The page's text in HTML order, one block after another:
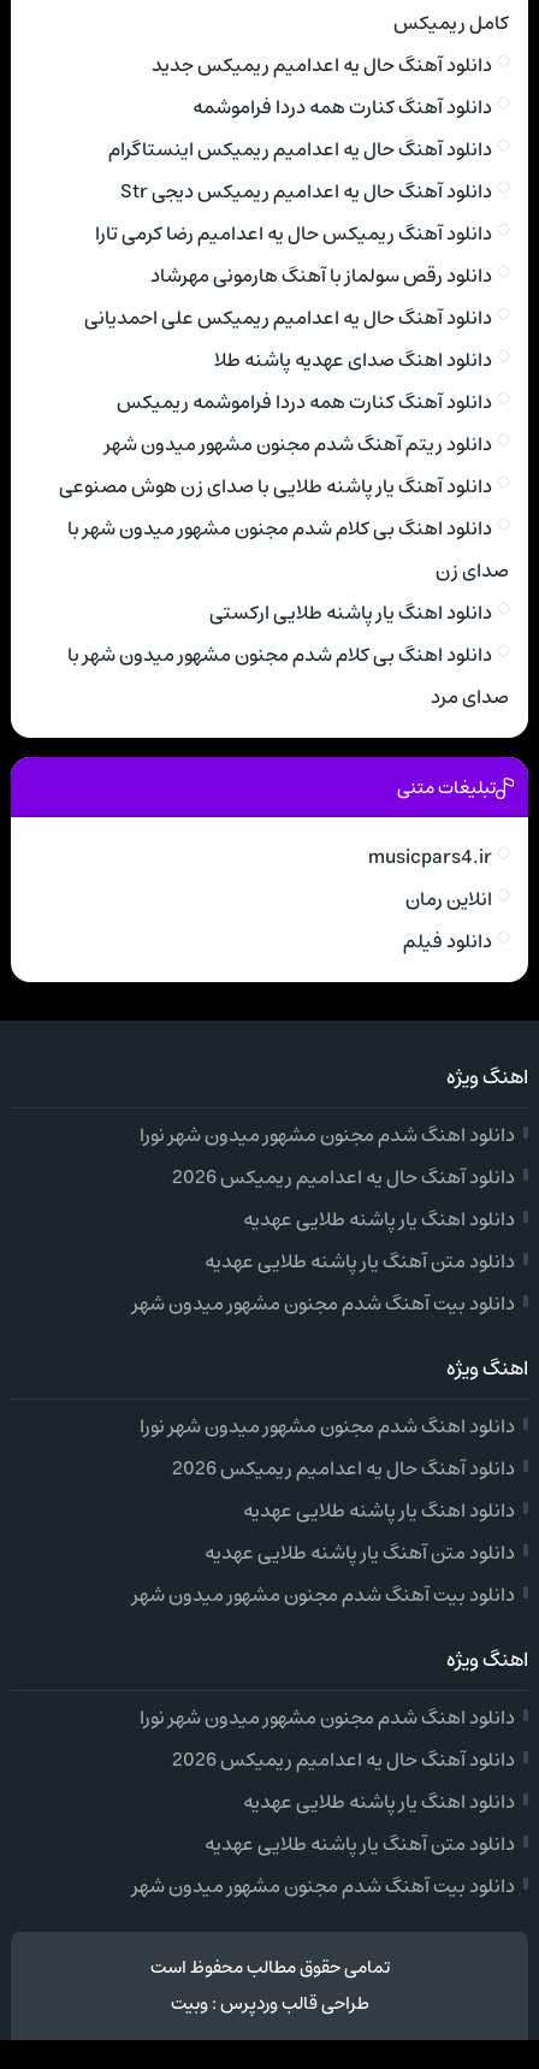
کامل ریمیکس
دانلود آهنگ حال یه اعدامیم ریمیکس جدید
دانلود آهنگ کنارت همه دردا فراموشمه
دانلود آهنگ حال یه اعدامیم ریمیکس اینستاگرام
دانلود آهنگ حال یه اعدامیم ریمیکس دیجی Str
دانلود آهنگ ریمیکس حال یه اعدامیم رضا کرمی تارا
دانلود رقص سولماز با آهنگ هارمونی مهرشاد
دانلود آهنگ حال یه اعدامیم ریمیکس علی احمدیانی
دانلود اهنگ صدای عهدیه پاشنه طلا
دانلود آهنگ کنارت همه دردا فراموشمه ریمیکس
دانلود ریتم آهنگ شدم مجنون مشهور میدون شهر
دانلود آهنگ یار پاشنه طلایی با صدای زن هوش مصنوعی
دانلود اهنگ بی کلام شدم مجنون مشهور میدون شهر با
صدای زن
دانلود اهنگ یار پاشنه طلایی ارکستی
دانلود اهنگ بی کلام شدم مجنون مشهور میدون شهر با
صدای مرد
تبلیغات متنی
musicpars4.ir
انلاین رمان
دانلود فیلم
اهنگ ویژه
دانلود اهنگ شدم مجنون مشهور میدون شهر نورا
دانلود آهنگ حال یه اعدامیم ریمیکس 2026
دانلود اهنگ یار پاشنه طلایی عهدیه
دانلود متن آهنگ یار پاشنه طلایی عهدیه
دانلود بیت آهنگ شدم مجنون مشهور میدون شهر
اهنگ ویژه
دانلود اهنگ شدم مجنون مشهور میدون شهر نورا
دانلود آهنگ حال یه اعدامیم ریمیکس 2026
دانلود اهنگ یار پاشنه طلایی عهدیه
دانلود متن آهنگ یار پاشنه طلایی عهدیه
دانلود بیت آهنگ شدم مجنون مشهور میدون شهر
اهنگ ویژه
دانلود اهنگ شدم مجنون مشهور میدون شهر نورا
دانلود آهنگ حال یه اعدامیم ریمیکس 2026
دانلود اهنگ یار پاشنه طلایی عهدیه
دانلود متن آهنگ یار پاشنه طلایی عهدیه
دانلود بیت آهنگ شدم مجنون مشهور میدون شهر
تمامی حقوق مطالب محفوظ است
طراحی قالب وردپرس:وبیت